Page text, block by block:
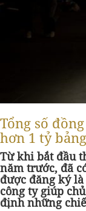
Tổng số
hơn 1 tỷ
Từ khi bắt đầu
năm trước, đã
được đăng ký
công ty giúp
định những